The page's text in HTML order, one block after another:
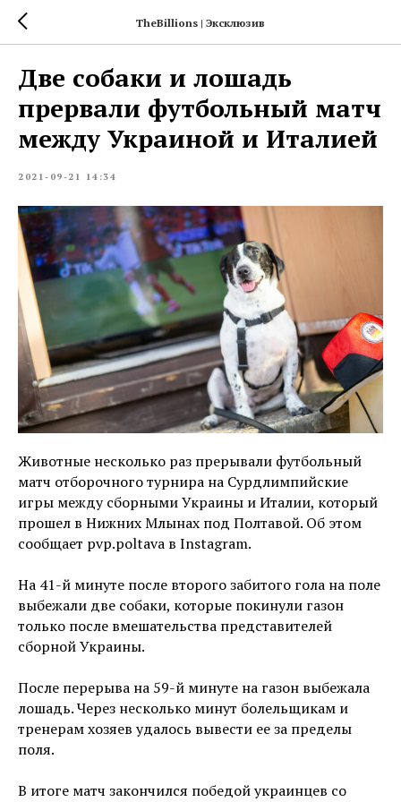
TheBillions | Эксклюзив
Две собаки и лошадь
прервали футбольный матч
между Украиной и Италией
2021-09-21 14:34
Животные несколько раз прерывали футбольный
матч отборочного турнира на Сурдлимпийские
игры между сборными Украины и Италии, который
прошел в Нижних Млынах под Полтавой. Об этом
сообщает pvp.poltava в Instagram.
На 41-й минуте после второго забитого гола на поле
выбежали две собаки, которые покинули газон
только после вмешательства представителей
сборной Украины.
После перерыва на 59-й минуте на газон выбежала
лошадь. Через несколько минут болельщикам и
тренерам хозяев удалось вывести ее за пределы
поля.
В итоге матч закончился победой украинцев со